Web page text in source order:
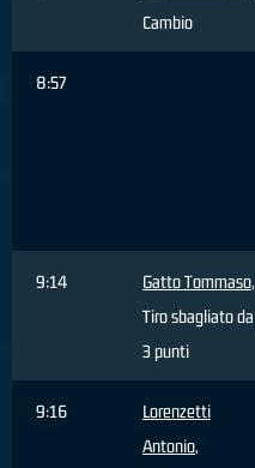
Cambio
8:57
9:14 Gatto Tommaso,
Tiro sbagliato da
3 punti
9:16
Lorenzetti
Antonio,